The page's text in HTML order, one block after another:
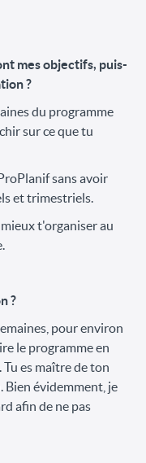
mes objectifs, puis-
?
du programme
sur ce que tu
sans avoir
et trimestriels.
t'organiser au
?
pour environ
le programme en
es maître de ton
évidemment, je
afin de ne pas